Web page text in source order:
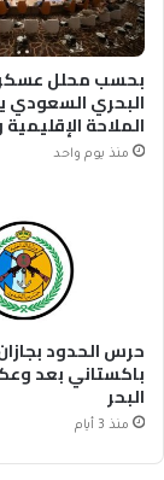
بحسب محلل
البحري السعودي
الملاحة
منذ يوم واحد
حرس الحدود
باكستاني بعد
البحر
منذ 3 أيام